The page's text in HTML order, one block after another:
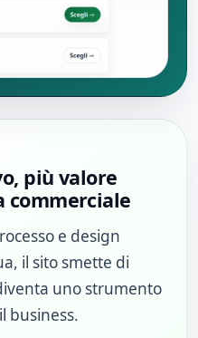
più valore
commerciale
e design
il sito smette di
uno strumento
business.